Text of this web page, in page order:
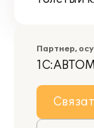
Партнер,